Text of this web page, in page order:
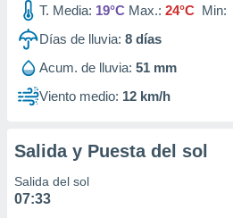
T. Media: 19°C Max.: 24°C Min:
Días de lluvia: 8 días
Acum. de lluvia: 51 mm
Viento medio: 12 km/h
Salida y Puesta del sol
Salida del sol
07:33